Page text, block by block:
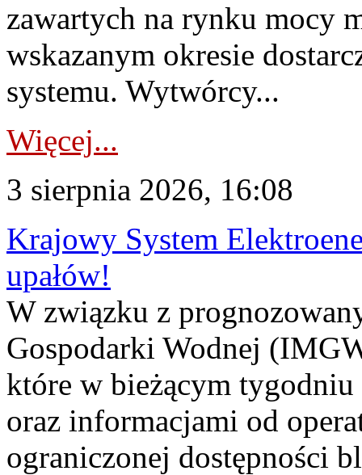
zawartych na rynku mocy
wskazanym okresie
systemu. Wytwórcy...
Więcej...
3 sierpnia 2026, 16:08
Krajowy System
upałów!
W związku z
Gospodarki Wodnej
które w bieżącym tygodniu
oraz informacjami od
ograniczonej dostępności